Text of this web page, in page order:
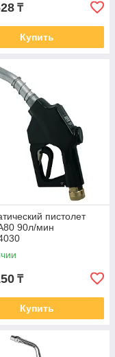
₸
Купить
пистолет
90л/мин
₸
Купить